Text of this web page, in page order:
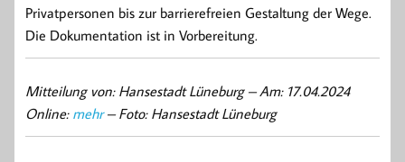
Privatpersonen bis zur barrierefreien Gestaltung der Wege.
Die Dokumentation ist in Vorbereitung.
Mitteilung von: Hansestadt Lüneburg –Am: 17.04.2024
Online: mehr– Foto: Hansestadt Lüneburg